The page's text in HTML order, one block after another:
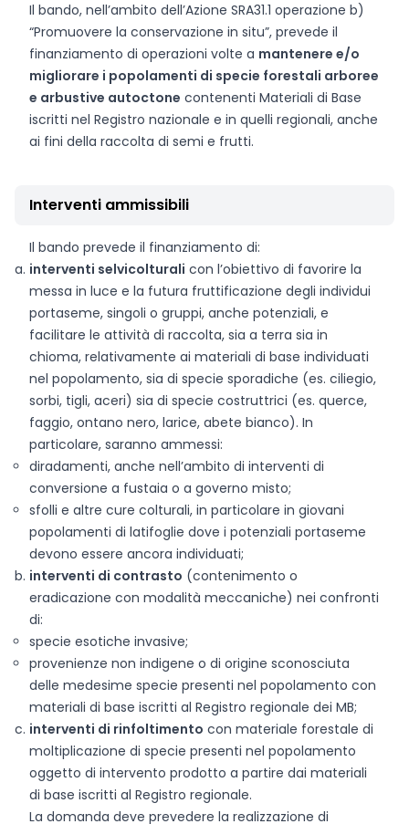
Il bando, nell’ambito dell’Azione SRA31.1 operazione b)
“Promuovere la conservazione in situ”, prevede il
finanziamento di operazioni volte a mantenere e/o
migliorare i popolamenti di specie forestali arboree
e arbustive autoctone contenenti Materiali di Base
iscritti nel Registro nazionale e in quelli regionali, anche
ai fini della raccolta di semi e frutti.
Interventi ammissibili
Il bando prevede il finanziamento di:
interventi selvicolturali con l’obiettivo di favorire la
messa in luce e la futura fruttificazione degli individui
portaseme, singoli o gruppi, anche potenziali, e
facilitare le attività di raccolta, sia a terra sia in
chioma, relativamente ai materiali di base individuati
nel popolamento, sia di specie sporadiche (es. ciliegio,
sorbi, tigli, aceri) sia di specie costruttrici (es. querce,
faggio, ontano nero, larice, abete bianco). In
particolare, saranno ammessi:
diradamenti, anche nell’ambito di interventi di
conversione a fustaia o a governo misto;
sfolli e altre cure colturali, in particolare in giovani
popolamenti di latifoglie dove i potenziali portaseme
devono essere ancora individuati;
interventi di contrasto (contenimento o
eradicazione con modalità meccaniche) nei confronti
di:
specie esotiche invasive;
provenienze non indigene o di origine sconosciuta
delle medesime specie presenti nel popolamento con
materiali di base iscritti al Registro regionale dei MB;
interventi di rinfoltimento con materiale forestale di
moltiplicazione di specie presenti nel popolamento
oggetto di intervento prodotto a partire dai materiali
di base iscritti al Registro regionale.
La domanda deve prevedere la realizzazione di